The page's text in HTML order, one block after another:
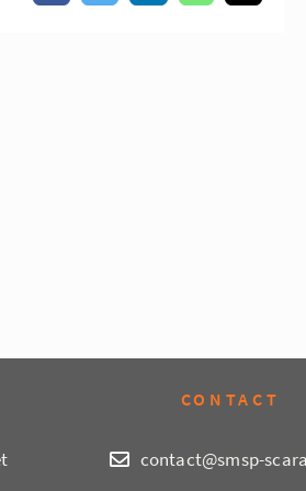
CONTACT
contact@smsp-